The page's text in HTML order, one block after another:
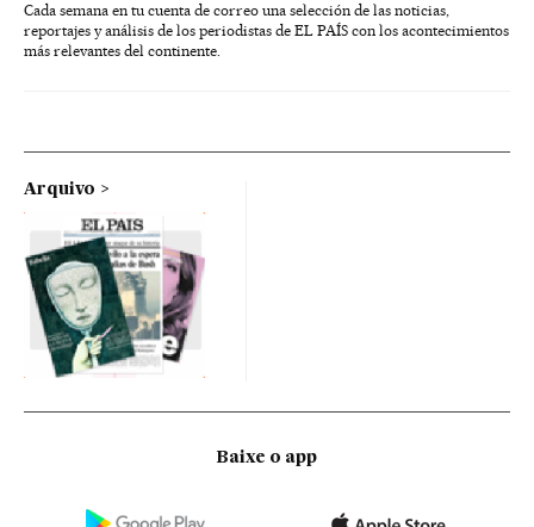
Cada semana en tu cuenta de correo una selección de las noticias,
reportajes y análisis de los periodistas de EL PAÍS con los acontecimientos
más relevantes del continente.
Arquivo
Baixe o app